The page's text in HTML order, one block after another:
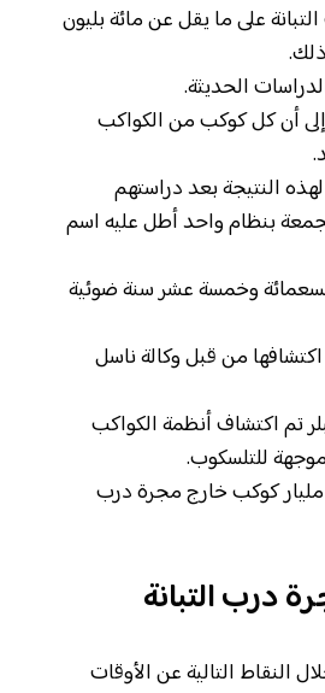
على ما يقل عن مائة بليون
الحديثة.
إلى أن كل كوكب من الكواكب
النتيجة بعد دراستهم
بنظام واحد أطل عليه اسم
وخمسة عشر سنة ضوئية
من قبل وكالة ناسل
تم اكتشاف أنظمة الكواكب
للتلسكوب.
مليار كوكب خارج مجرة درب
درب التبانة
النقاط التالية عن الأوقات